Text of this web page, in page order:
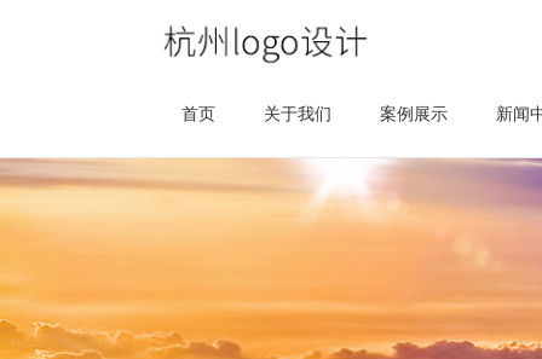
首页 关于我们 案例展示 新闻